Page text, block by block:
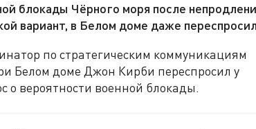
блокады Чёрного моря после
вариант, в Белом доме даже
по стратегическим коммуникациям
Белом доме Джон Кирби переспросил у
о вероятности военной блокады.